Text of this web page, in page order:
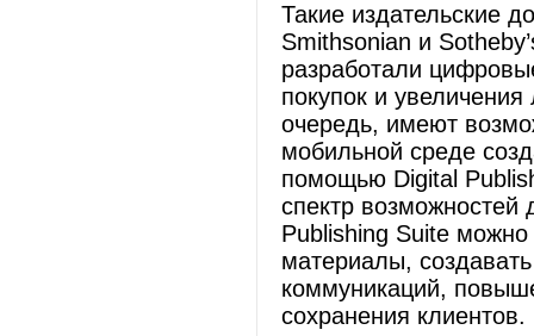
Такие издательские
Smithsonian и
разработали
покупок и
очередь, имеют
мобильной среде
помощью Digital
спектр возможностей
Publishing Suite
материалы,
коммуникаций,
сохранения клиентов.